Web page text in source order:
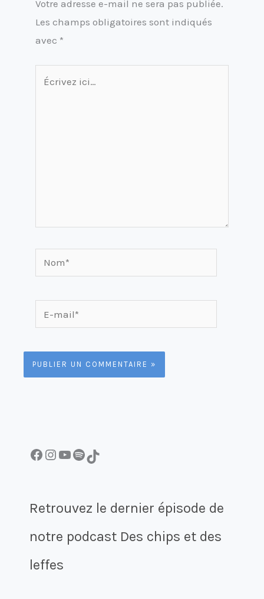
Votre adresse e-mail ne sera pas publiée.
Les champs obligatoires sont indiqués
avec *
mail*
Facebook InstagramYouTube Spotify TikTok
Retrouvez le dernier épisode de
notre podcast Des chips et des
leffes